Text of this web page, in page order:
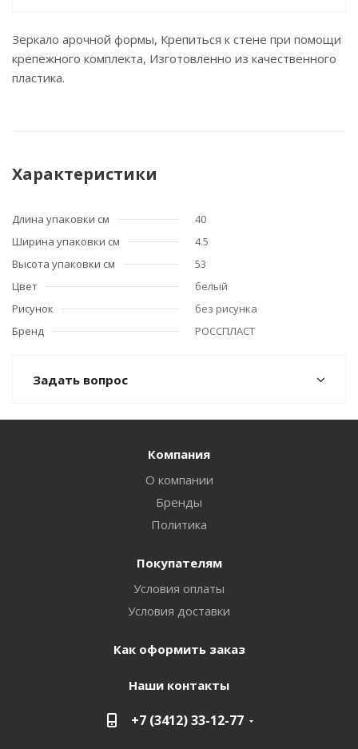
Зеркало арочной формы, Крепиться к стене при помощи
крепежного комплекта, Изготовленно из качественного
пластика.
Характеристики
Длина упаковки см
40
Ширина упаковки см
4.5
Высота упаковки см
53
Цвет
белый
Рисунок
без рисунка
Бренд
РОССПЛАСТ
Задать вопрос
Компания
О компании
Бренды
Политика
Покупателям
Условия оплаты
Условия доставки
Как оформить заказ
Наши контакты
+7 (3412) 33-12-77